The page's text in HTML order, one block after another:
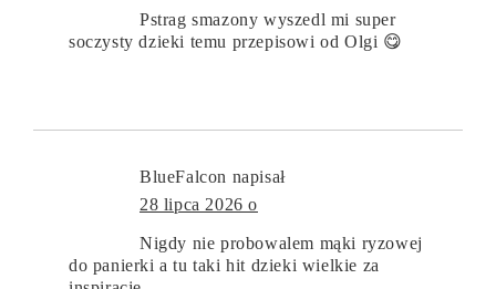
Pstrag smazony wyszedl mi super
soczysty dzieki temu przepisowi od Olgi 😋
BlueFalcon napisał
28 lipca 2026 o
Nigdy nie probowalem mąki ryzowej
do panierki a tu taki hit dzieki wielkie za